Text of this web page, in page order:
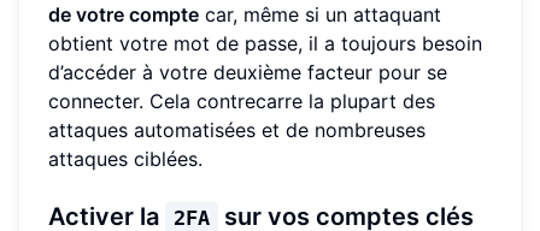
de votre compte car, même si un attaquant
obtient votre mot de passe, il a toujours besoin
d’accéder à votre deuxième facteur pour se
connecter. Cela contrecarre la plupart des
attaques automatisées et de nombreuses
attaques ciblées.
Activer la 2FA sur vos comptes clés